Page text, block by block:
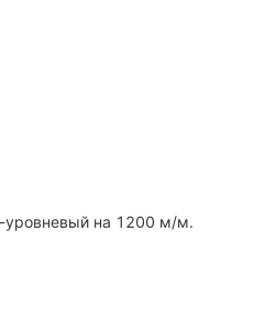
на 1200 м/м.